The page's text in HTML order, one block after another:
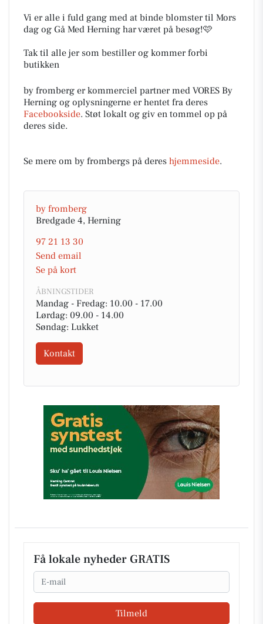
Vi er alle i fuld gang med at binde blomster til Mors
dag og Gå Med Herning har været på besøg!🩷
Tak til alle jer som bestiller og kommer forbi
butikken
by fromberg er kommerciel partner med VORES By
Herning og oplysningerne er hentet fra deres
Facebookside. Støt lokalt og giv en tommel op på
deres side.
Se mere om by frombergs på deres hjemmeside.
by fromberg
Bredgade 4, Herning
97 21 13 30
Send email
Se på kort
ÅBNINGSTIDER
Mandag - Fredag: 10.00 - 17.00
Lørdag: 09.00 - 14.00
Søndag: Lukket
Kontakt
Få lokale nyheder GRATIS
Email
Tilmeld